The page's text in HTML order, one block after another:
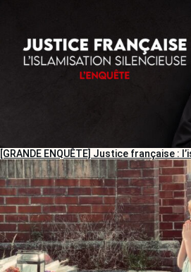
[GRANDE ENQUÊTE] Justice française :